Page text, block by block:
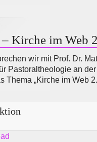
Kirche im Web
wir mit Prof. Dr.
Pastoraltheologie an
Thema „Kirche im Web